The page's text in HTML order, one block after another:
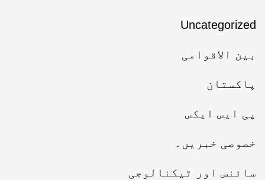
Uncategorized
بین الاقوامی
پاکستان
پی ایس ایکس
خصوصی خبریں۔
سائنس اور ٹیکنالوجی